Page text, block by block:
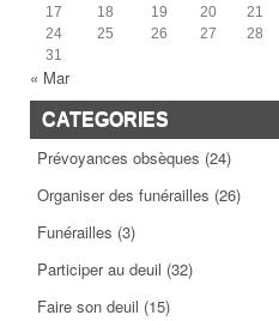
17
18 19 20 21
24
25 26 27 28
31
« Mar
CATEGORIES
Prévoyances obsèques (24)
Organiser des funérailles (26)
Funérailles (3)
Participer au deuil (32)
Faire son deuil (15)